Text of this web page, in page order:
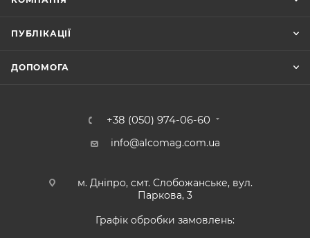
ПУБЛІКАЦІЇ
ДОПОМОГА
+38 (050) 974-06-60
info@alcomag.com.ua
м. Дніпро, смт. Слобожанське, вул.
Паркова, 3
Графік обробки замовлень: